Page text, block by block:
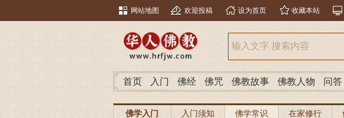
网站地图 欢迎投稿 设为首页 收藏本站
首页 入门 佛经 佛咒 佛教故事 佛教人物 问答
佛学入门 入门须知 佛学常识 在家修行